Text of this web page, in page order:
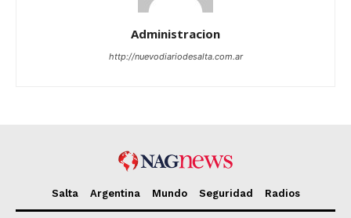
Administracion
http://nuevodiariodesalta.com.ar
Salta Argentina Mundo Seguridad Radios